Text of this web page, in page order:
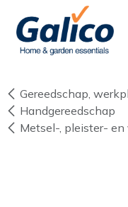
Overslaan naar inhoud
Gereedschap,
Handgereedschap
Metsel-, pleister- en